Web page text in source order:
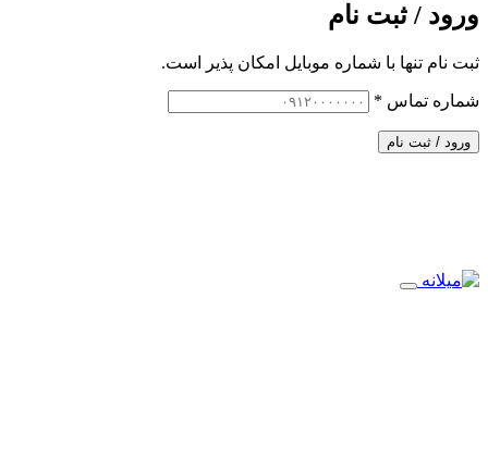
ورود / ثبت نام
ثبت نام تنها با شماره موبایل امکان پذیر است.
شماره تماس *
ورود / ثبت نام